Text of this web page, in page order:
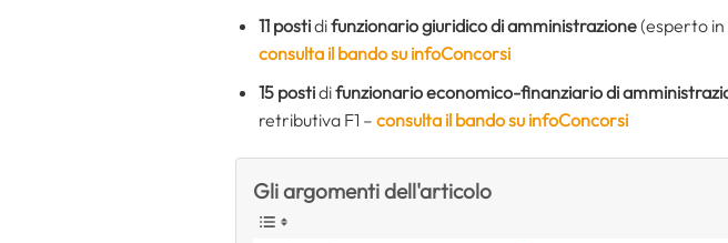
11 postidifunzionario giuridico di amministrazione(esperto in
consulta il bando su infoConcorsi
15 postidifunzionario economico-finanziario di
retributiva F1 – consulta il bando su infoConcorsi
Gli argomenti dell'articolo